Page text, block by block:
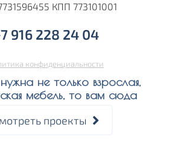
КПП 773101001
916 228 24 04‬
конфиденциальности
не только взрослая,
мебель, то вам сюда
проекты